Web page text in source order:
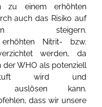
zu einem erhöhten
auch das Risiko auf
steigern.
Nitrit- bzw.
werden, da
der WHO als potenziell
wird und
auslösen kann.
dass wir unsere